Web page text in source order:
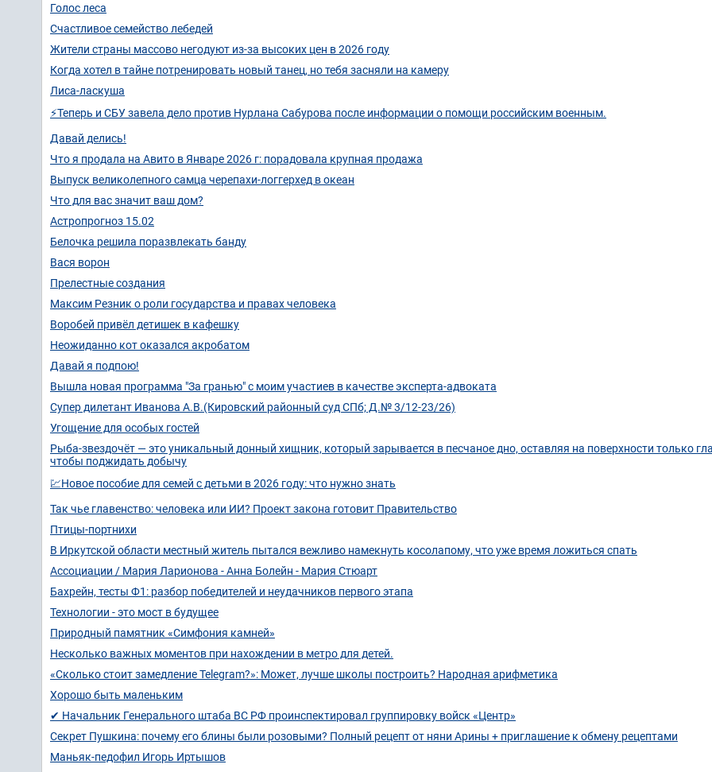
Голос леса
Счастливое семейство лебедей
Жители страны массово негодуют из-за высоких цен в 2026 году
Когда хотел в тайне потренировать новый танец, но тебя засняли на камеру
Лиса-ласкуша
⚡️Теперь и СБУ завела дело против Нурлана Сабурова после информации о помощи российским военным.
Давай делись!
Что я продала на Авито в Январе 2026 г: порадовала крупная продажа
Выпуск великолепного самца черепахи-логгерхед в океан
Что для вас значит ваш дом?
Астропрогноз 15.02
Белочка решила поразвлекать банду
Вася ворон
Прелестные создания
Максим Резник о роли государства и правах человека
Воробей привёл детишек в кафешку
Неожиданно кот оказался акробатом
Давай я подпою!
Вышла новая программа "За гранью" с моим участиев в качестве эксперта-адвоката
Супер дилетант Иванова А.В.(Кировский районный суд СПб; Д.№ 3/12-23/26)
Угощение для особых гостей
Рыба-звездочёт — это уникальный донный хищник, который зарывается в песчаное дно, оставляя на поверхности только
чтобы поджидать добычу
💹Новое пособие для семей с детьми в 2026 году: что нужно знать
Так чье главенство: человека или ИИ? Проект закона готовит Правительство
Птицы-портнихи
В Иркутской области местный житель пытался вежливо намекнуть косолапому, что уже время ложиться спать
Ассоциации / Мария Ларионова - Анна Болейн - Мария Стюарт
Бахрейн, тесты Ф1: разбор победителей и неудачников первого этапа
Технологии - это мост в будущее
Природный памятник «Симфония камней»
Несколько важных моментов при нахождении в метро для детей.
«Сколько стоит замедление Telegram?»: Может, лучше школы построить? Народная арифметика
Хорошо быть маленьким
✔ Начальник Генерального штаба ВС РФ проинспектировал группировку войск «Центр»
Секрет Пушкина: почему его блины были розовыми? Полный рецепт от няни Арины + приглашение к обмену рецептами
Маньяк-педофил Игорь Иртышов